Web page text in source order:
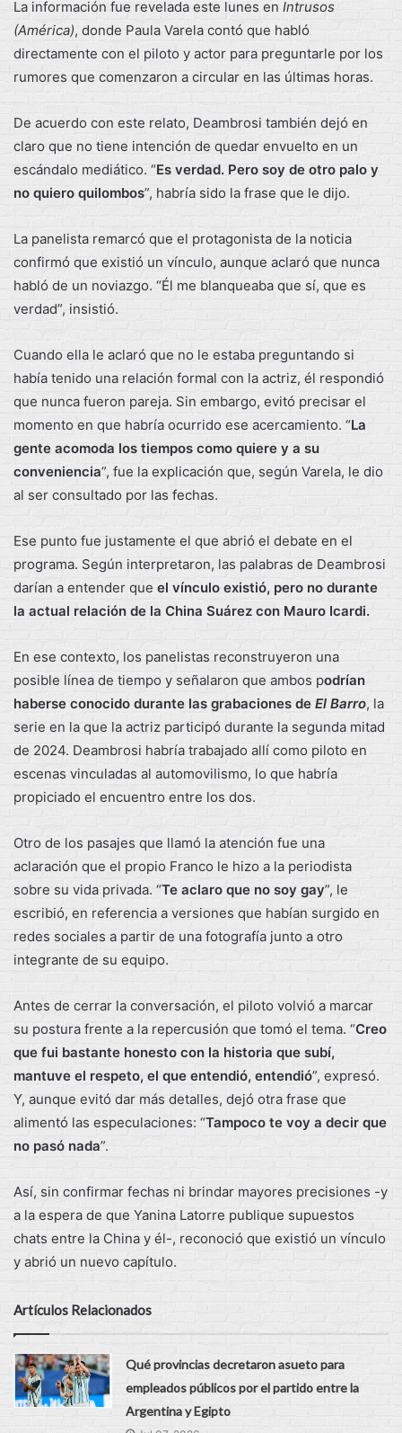
La información fue revelada este lunes en Intrusos
(América), donde Paula Varela contó que habló
directamente con el piloto y actor para preguntarle por los
rumores que comenzaron a circular en las últimas horas.
De acuerdo con este relato, Deambrosi también dejó en
claro que no tiene intención de quedar envuelto en un
escándalo mediático. “Es verdad. Pero soy de otro palo y
no quiero quilombos”, habría sido la frase que le dijo.
La panelista remarcó que el protagonista de la noticia
confirmó que existió un vínculo, aunque aclaró que nunca
habló de un noviazgo. “Él me blanqueaba que sí, que es
verdad”, insistió.
Cuando ella le aclaró que no le estaba preguntando si
había tenido una relación formal con la actriz, él respondió
que nunca fueron pareja. Sin embargo, evitó precisar el
momento en que habría ocurrido ese acercamiento. “La
gente acomoda los tiempos como quiere y a su
conveniencia”, fue la explicación que, según Varela, le dio
al ser consultado por las fechas.
Ese punto fue justamente el que abrió el debate en el
programa. Según interpretaron, las palabras de Deambrosi
darían a entender que el vínculo existió, pero no durante
la actual relación de la China Suárez con Mauro Icardi.
En ese contexto, los panelistas reconstruyeron una
posible línea de tiempo y señalaron que ambos podrían
haberse conocido durante las grabaciones de El Barro, la
serie en la que la actriz participó durante la segunda mitad
de 2024. Deambrosi habría trabajado allí como piloto en
escenas vinculadas al automovilismo, lo que habría
propiciado el encuentro entre los dos.
Otro de los pasajes que llamó la atención fue una
aclaración que el propio Franco le hizo a la periodista
sobre su vida privada. “Te aclaro que no soy gay”, le
escribió, en referencia a versiones que habían surgido en
redes sociales a partir de una fotografía junto a otro
integrante de su equipo.
Antes de cerrar la conversación, el piloto volvió a marcar
su postura frente a la repercusión que tomó el tema. “Creo
que fui bastante honesto con la historia que subí,
mantuve el respeto, el que entendió, entendió”, expresó.
Y, aunque evitó dar más detalles, dejó otra frase que
alimentó las especulaciones: “Tampoco te voy a decir que
no pasó nada”.
Así, sin confirmar fechas ni brindar mayores precisiones -y
a la espera de que Yanina Latorre publique supuestos
chats entre la China y él-, reconoció que existió un vínculo
y abrió un nuevo capítulo.
Artículos Relacionados
Qué provincias decretaron asueto para
empleados públicos por el partido entre la
Argentina y Egipto